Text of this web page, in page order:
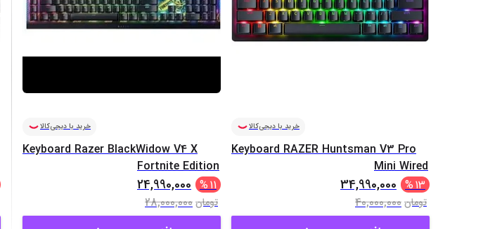
خرید با دیجی‌کالا
Keyboard Razer BlackWidow V4 X
Fortnite Edition
24,990,000 %11
28,000,000تومان
خرید با دیجی‌کالا
Keyboard RAZER Huntsman V3 Pro
Mini Wired
34,990,000 %13
40,000,000تومان